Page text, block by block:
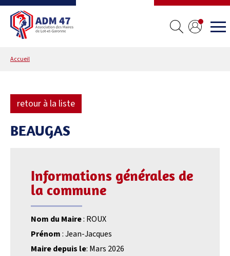
Accueil
retour à la liste
BEAUGAS
Informations générales de
la commune
Nom du Maire: ROUX
Prénom: Jean-Jacques
Maire depuis le: Mars 2026